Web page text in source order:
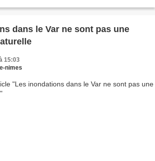
dans le Var ne sont pas une
15:03
nimes